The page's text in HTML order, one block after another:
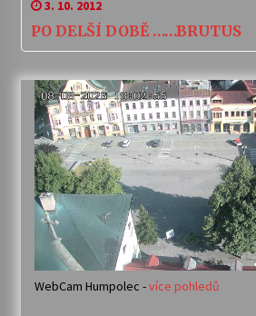
3. 10. 2012
PO DELŠÍ DOBĚ ……BRUTUS
WebCam Humpolec -více pohledů